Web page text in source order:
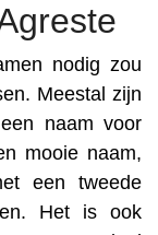
nodig zou
Meestal zijn
naam voor
mooie naam,
een tweede
Het is ook